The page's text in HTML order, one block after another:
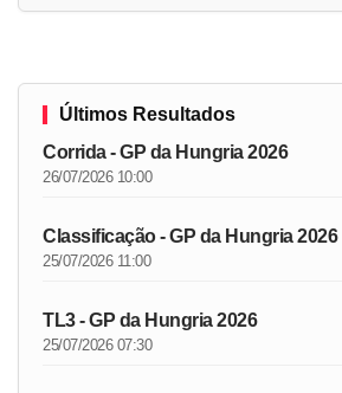
Últimos Resultados
Corrida - GP da Hungria 2026
26/07/2026 10:00
Classificação - GP da Hungria 2026
25/07/2026 11:00
TL3 - GP da Hungria 2026
25/07/2026 07:30